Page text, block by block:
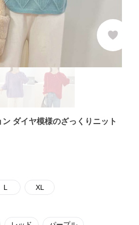
ダイヤ模様のざっくりニット
L XL